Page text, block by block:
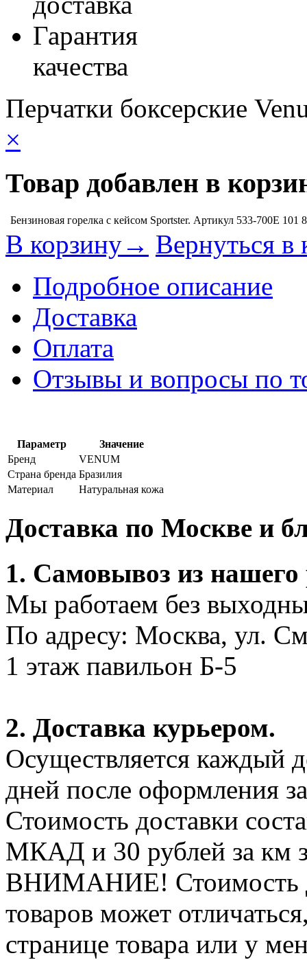
Гарантия
качества
Перчатки боксерские
×
Товар добавлен в
Бензиновая горелка с кейсом Sportster. Артикул 533-700E 101
В корзину→ Вернуться в
Подробное описание
Доставка
Оплата
Отзывы и вопросы по
Параметр
Значение
Бренд
VENUM
Страна бренда Бразилия
Материал
Натуральная кожа
Доставка по Москве и
1. Самовывоз из нашего
Мы работаем без
По адресу: Москва, ул.
1 этаж павильон Б-5
2. Доставка курьером.
Осуществляется каждый
дней после оформления
Стоимость доставки
МКАД и 30 рублей за км
ВНИМАНИЕ! Стоимость
товаров может
странице товара или у